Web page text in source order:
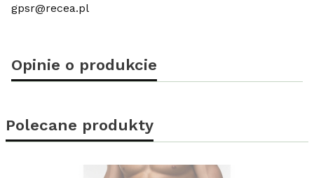
gpsr@recea.pl
Opinie o produkcie
Polecane produkty